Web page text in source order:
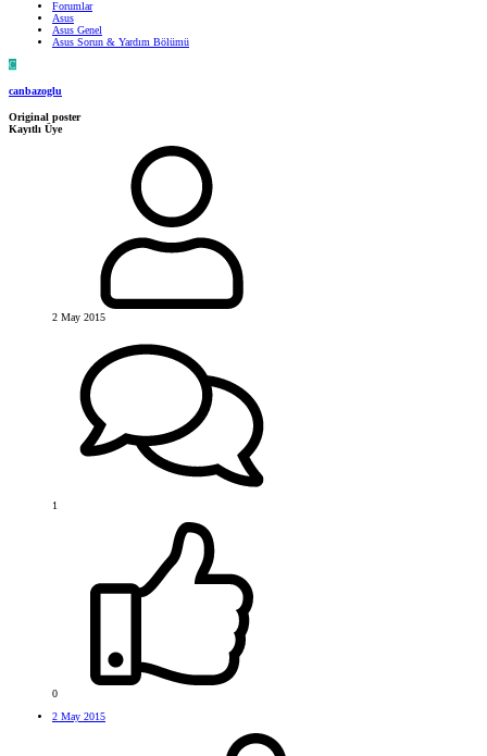
Forumlar
Asus
Asus Genel
Asus Sorun & Yardım Bölümü
C
canbazoglu
Original poster
Kayıtlı Üye
2 May 2015
1
0
2 May 2015